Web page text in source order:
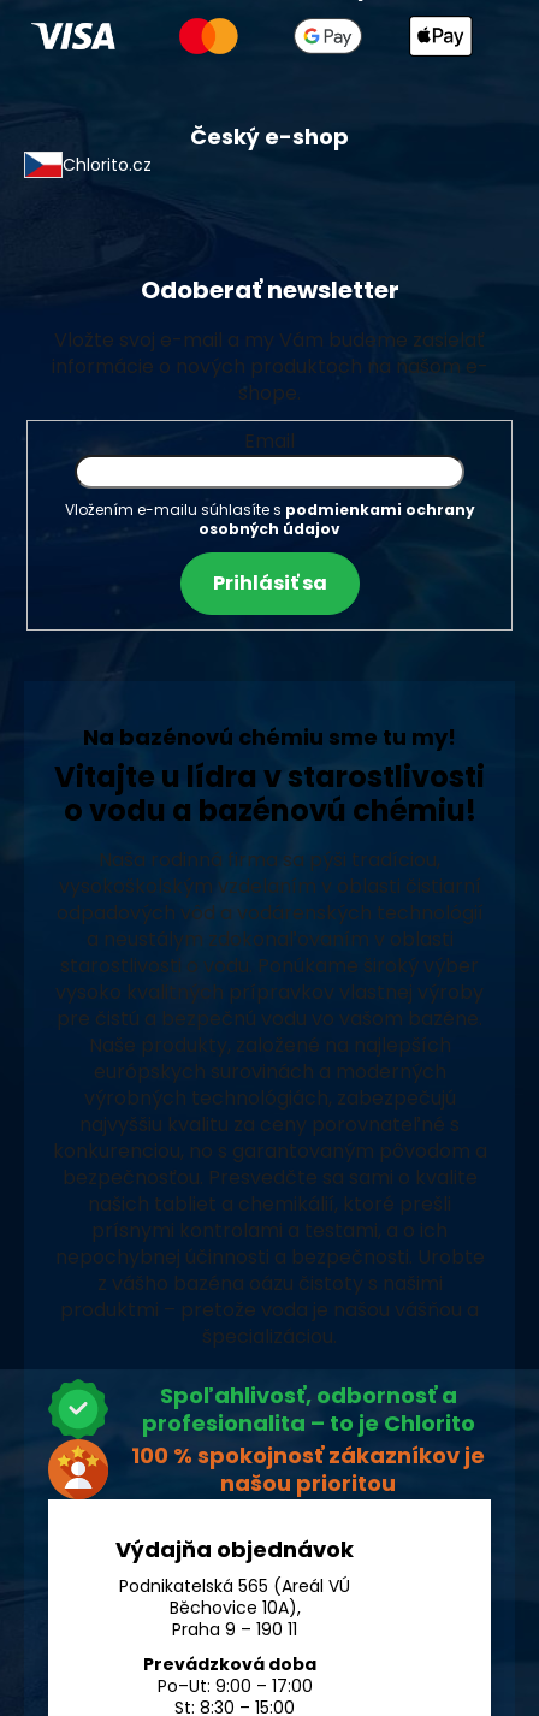
Český e-shop
Chlorito.cz
Odoberať newsletter
Vložte svoj e-mail a my Vám budeme zasielať
informácie o nových produktoch na našom e-
shope.
Email
Vložením e-mailu súhlasíte s podmienkami ochrany
osobných údajov
Prihlásiť sa
Na bazénovú chémiu sme tu my!
Vitajte u lídra v starostlivosti
o vodu a bazénovú chémiu!
Naša rodinná firma sa pýši tradíciou,
vysokoškolským vzdelaním v oblasti čistiarní
odpadových vôd a vodárenských technológií
a neustálym zdokonaľovaním v oblasti
starostlivosti o vodu. Ponúkame široký výber
vysoko kvalitných prípravkov vlastnej výroby
pre čistú a bezpečnú vodu vo vašom bazéne.
Naše produkty, založené na najlepších
európskych surovinách a moderných
výrobných technológiách, zabezpečujú
najvyššiu kvalitu za ceny porovnateľné s
konkurenciou, no s garantovaným pôvodom a
bezpečnosťou. Presvedčte sa sami o kvalite
našich tabliet a chemikálií, ktoré prešli
prísnymi kontrolami a testami, a o ich
nepochybnej účinnosti a bezpečnosti. Urobte
z vášho bazéna oázu čistoty s našimi
produktmi – pretože voda je našou vášňou a
špecializáciou.
Spoľahlivosť, odbornosť a
profesionalita – to je Chlorito
100 % spokojnosť zákazníkov je
našou prioritou
Výdajňa objednávok
Podnikatelská 565 (Areál VÚ
Běchovice 10A),
Praha 9 – 190 11
Prevádzková doba
Po–Ut: 9:00 – 17:00
St: 8:30 – 15:00